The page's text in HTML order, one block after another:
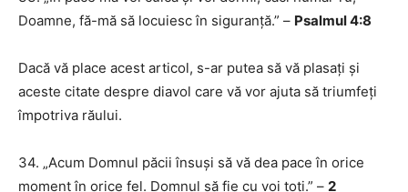
Doamne, fă-mă să locuiesc în siguranță.” – Psalmul 4:8
Dacă vă place acest articol, s-ar putea să vă plasați și
aceste citate despre diavol care vă vor ajuta să triumfeți
împotriva răului.
34. „Acum Domnul păcii însuși să vă dea pace în orice
moment în orice fel. Domnul să fie cu voi toți.” – 2